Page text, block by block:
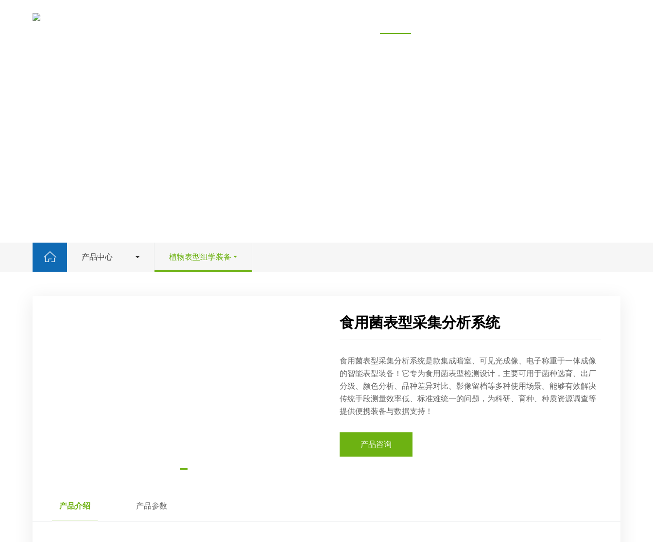
产品中心 植物表型组学装备
食用菌表型采集分析系统
食用菌表型采集分析系统是款集成暗室、可见光成像、电子称重于一体成像
的智能表型装备！它专为食用菌表型检测设计，主要可用于菌种选育、出厂
分级、颜色分析、品种差异对比、影像留档等多种使用场景。能够有效解决
传统手段测量效率低、标准难统一的问题，为科研、育种、种质资源调查等
提供便携装备与数据支持！
产品咨询
产品介绍 产品参数